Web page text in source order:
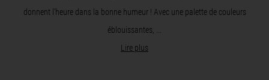
donnent l’heure dans la bonne humeur ! Avec une palette de couleurs
éblouissantes, ...
Lire plus